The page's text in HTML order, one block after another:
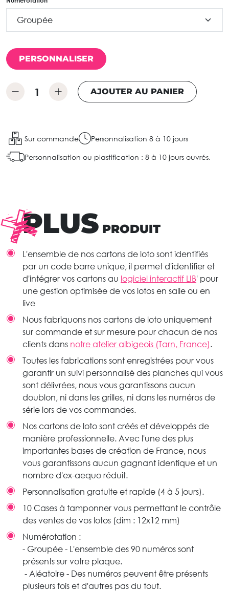
PERSONNALISER
AJOUTER AU PANIER
Sur commande Personnalisation 8 à 10 jours
Personnalisation ou plastification : 8 à 10 jours ouvrés.
PLUS PRODUIT
L'ensemble de nos cartons de loto sont identifiés
par un code barre unique, il permet d'identifier et
d'intégrer vos cartons au logiciel interactif LIB' pour
une gestion optimisée de vos lotos en salle ou en
live
Nous fabriquons nos cartons de loto uniquement
sur commande et sur mesure pour chacun de nos
clients dans notre atelier albigeois (Tarn, France).
Toutes les fabrications sont enregistrées pour vous
garantir un suivi personnalisé des planches qui vous
sont délivrées, nous vous garantissons aucun
doublon, ni dans les grilles, ni dans les numéros de
série lors de vos commandes.
Nos cartons de loto sont créés et développés de
manière professionnelle. Avec l'une des plus
importantes bases de création de France, nous
vous garantissons aucun gagnant identique et un
nombre d'ex-aequo réduit.
Personnalisation gratuite et rapide (4 à 5 jours).
10 Cases à tamponner vous permettant le contrôle
des ventes de vos lotos (dim : 12x12 mm)
Numérotation :
- Groupée - L'ensemble des 90 numéros sont
présents sur votre plaque.
- Aléatoire - Des numéros peuvent être présents
plusieurs fois et d'autres pas du tout.